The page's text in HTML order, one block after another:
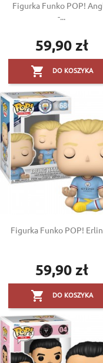
Add to
add_circle_outline Create new list
Create
Wishlist name
((confirmMessage))
Sign in
You need to be
Figurka Funko POP!
-...
Cena
59,90 zł
 DO KOSZYKA
Figurka Funko POP!
Cena
59,90 zł
 DO KOSZYKA